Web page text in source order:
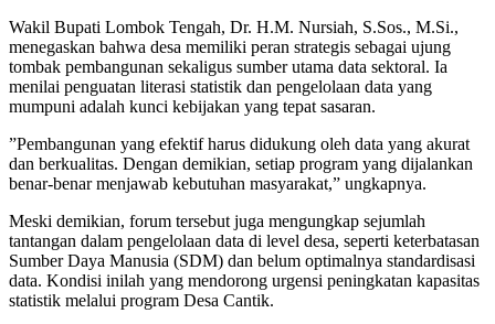
​Wakil Bupati Lombok Tengah, Dr. H.M. Nursiah, S.Sos., M.Si.,
menegaskan bahwa desa memiliki peran strategis sebagai ujung
tombak pembangunan sekaligus sumber utama data sektoral. Ia
menilai penguatan literasi statistik dan pengelolaan data yang
mumpuni adalah kunci kebijakan yang tepat sasaran.
​”Pembangunan yang efektif harus didukung oleh data yang akurat
dan berkualitas. Dengan demikian, setiap program yang dijalankan
benar-benar menjawab kebutuhan masyarakat,” ungkapnya.
​Meski demikian, forum tersebut juga mengungkap sejumlah
tantangan dalam pengelolaan data di level desa, seperti keterbatasan
Sumber Daya Manusia (SDM) dan belum optimalnya standardisasi
data. Kondisi inilah yang mendorong urgensi peningkatan kapasitas
statistik melalui program Desa Cantik.